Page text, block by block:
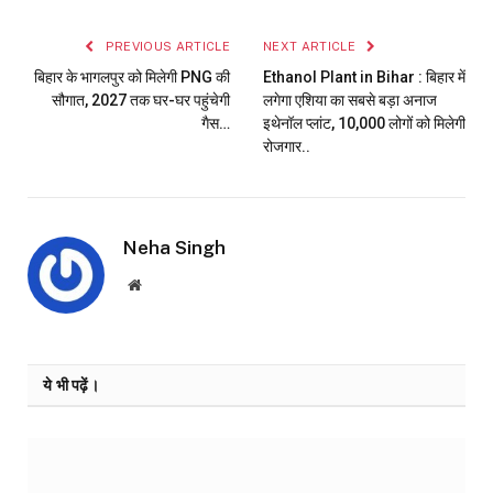
PREVIOUS ARTICLE
बिहार के भागलपुर को मिलेगी PNG की
सौगात, 2027 तक घर-घर पहुंचेगी
गैस…
NEXT ARTICLE
Ethanol Plant in Bihar : बिहार में
लगेगा एशिया का सबसे बड़ा अनाज
इथेनॉल प्लांट, 10,000 लोगों को मिलेगी
रोजगार..
Neha Singh
Website
ये भी पढ़ें।